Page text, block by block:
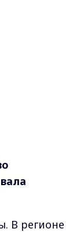
В регионе